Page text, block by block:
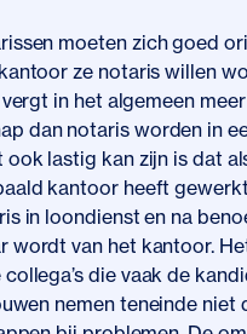
moeten zich goed
ze notaris willen
in het algemeen meer
dan notaris worden in
ook lastig kan zijn is dat
kantoor heeft
in loondienst en na
wordt van het kantoor.
die vaak de
nemen teneinde niet